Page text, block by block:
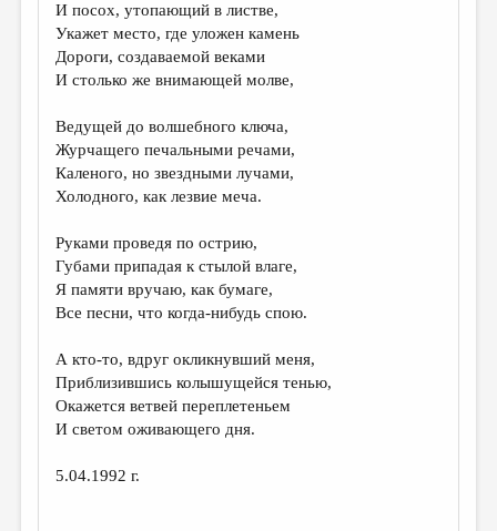
ПЕРЕВОДЫ
КОНКУРСЫ
КНИЖНАЯ ПОЛКА
ОБЗОР ЛИТЕРАТУРЫ
ОБЪЯВЛЕНИЯ
КОЛОНКА РЕДАКТОРА
ОТ РЕДАКЦИИ
МАЛАЯ ПРОЗА
И посох, утопающий в листве,
Укажет место, где уложен камень
Дороги, создаваемой веками
И столько же внимающей молве,
Ведущей до волшебного ключа,
Журчащего печальными речами,
Каленого, но звездными лучами,
Холодного, как лезвие меча.
Руками проведя по острию,
Губами припадая к стылой влаге,
Я памяти вручаю, как бумаге,
Все песни, что когда-нибудь спою.
А кто-то, вдруг окликнувший меня,
Приблизившись колышущейся тенью,
Окажется ветвей переплетеньем
И светом оживающего дня.
5.04.1992 г.